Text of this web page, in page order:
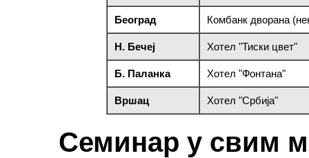
Београд Комбанк дворана
Н. Бечеј Хотел "Тиски цвет"
Б. Паланка Хотел "Фонтана"
Вршац Хотел "Србија"
Семинар у свим